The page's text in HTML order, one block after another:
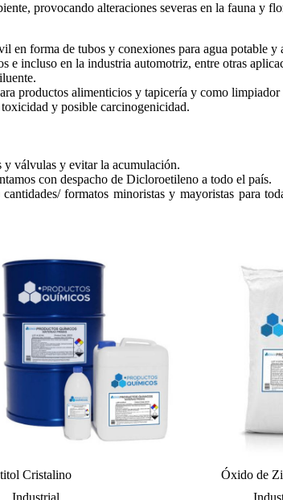
provocando alteraciones severas en la fauna y
en forma de tubos y conexiones para agua potable y
e incluso en la industria automotriz, entre otras
productos alimenticios y tapicería y como
y posible carcinogenicidad.
válvulas y evitar la acumulación.
con despacho de Dicloroetileno a todo el país.
formatos minoristas y mayoristas para
Cristalino
Industrial
Óxido de